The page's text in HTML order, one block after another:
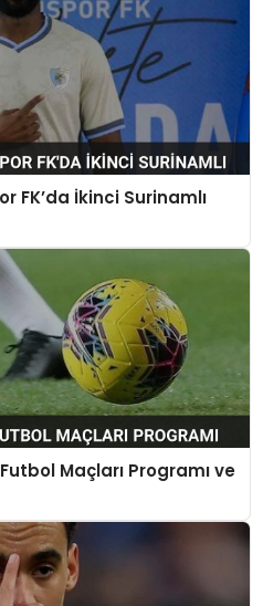
FK’da İkinci Surinamlı
Maçları Programı ve